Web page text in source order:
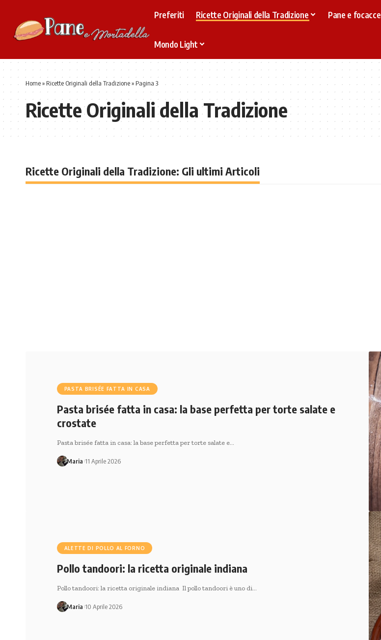
Preferiti Ricette Originali della Tradizione Pane e focacce
Mondo Light
Home» Ricette Originali della Tradizione»Pagina 3
Ricette Originali della Tradizione
Ricette Originali della Tradizione: Gli ultimi Articoli
PASTA BRISÉE FATTA IN CASA
Pasta brisée fatta in casa: la base perfetta per torte salate e
crostate
Pasta brisée fatta in casa: la base perfetta per torte salate e…
Maria 11 Aprile 2026
ALETTE DI POLLO AL FORNO
Pollo tandoori: la ricetta originale indiana
Pollo tandoori: la ricetta originale indiana Il pollo tandoori è uno di…
Maria 10 Aprile 2026